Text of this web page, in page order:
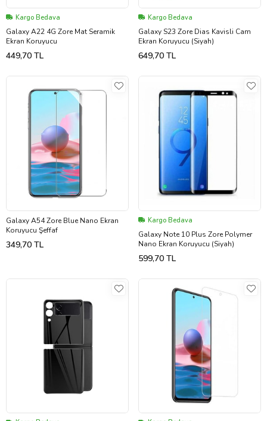
Kargo Bedava
Galaxy A22 4G Zore Mat Seramik
Ekran Koruyucu
449,70 TL
Kargo Bedava
Galaxy S23 Zore Dias Kavisli Cam
Ekran Koruyucu (Siyah)
649,70 TL
Galaxy A54 Zore Blue Nano Ekran
Koruyucu Şeffaf
349,70 TL
Kargo Bedava
Galaxy Note 10 Plus Zore Polymer
Nano Ekran Koruyucu (Siyah)
599,70 TL